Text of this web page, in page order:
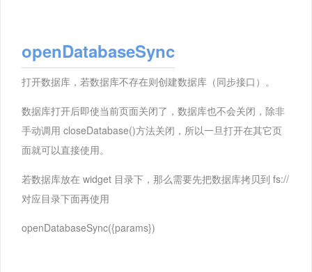
openDatabaseSync
打开数据库，若数据库不存在则创建数据库（同步接口）。
数据库打开后即使当前页面关闭了，数据库也不会关闭，除非
手动调用 closeDatabase()方法关闭，所以一旦打开在其它页
面就可以直接使用。
若数据库放在 widget 目录下，那么需要先把数据库拷贝到 fs://
对应目录下面再使用
openDatabaseSync({params})